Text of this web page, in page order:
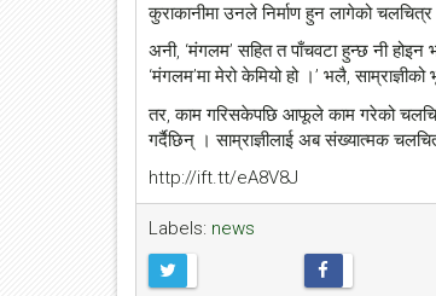
कुराकानीमा उनले निर्माण हुन लागेको
अनी, ‘मंगलम’ सहित त पाँचवटा हुन्छ नी
‘मंगलम’मा मेरो केमियो हो ।’ भलै,
तर, काम गरिसकेपछि आफूले काम गरेको
गर्दैछिन् । साम्राज्ञीलाई अब संख्यात्मक
http://ift.tt/eA8V8J
Labels: news